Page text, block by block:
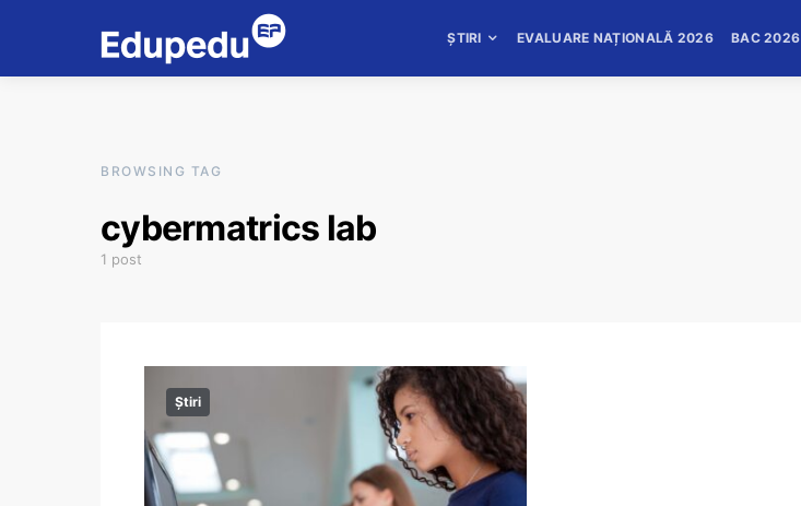
ȘTIRI EVALUARE NAȚIONALĂ 2026 BAC 2026
BROWSING TAG
cybermatrics lab
1 post
Știri